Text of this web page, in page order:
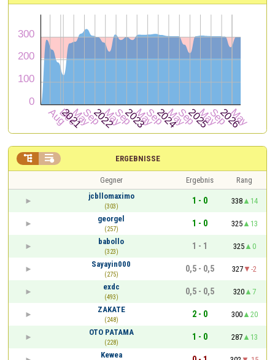
ERGEBNISSE
 
Gegner Ergebnis
Rang
jcbllomaximo
(303)
1 - 0 338
14
georgel
(257)
1 - 0 325
13
babollo
(323)
1 - 1 325
0
Sayayin000
(275)
0,5 - 0,5 327
-2
exdc
(493)
0,5 - 0,5 320
7
ZAKATE
(248)
2 - 0 300
20
OTO PATAMA
(228)
1 - 0 287
13
Kewea